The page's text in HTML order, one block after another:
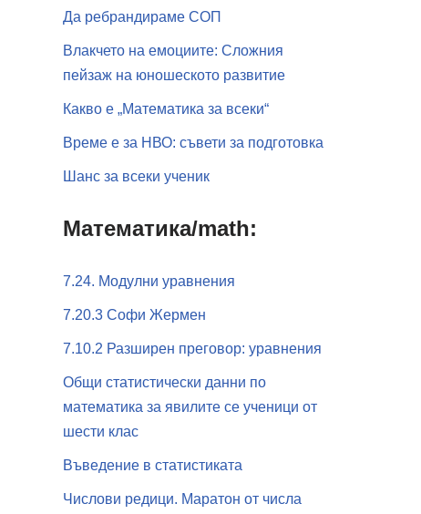
Да ребрандираме СОП
Влакчето на емоциите: Сложния
пейзаж на юношеското развитие
Какво е „Математика за всеки“
Време е за НВО: съвети за подготовка
Шанс за всеки ученик
Математика/math:
7.24. Модулни уравнения
7.20.3 Софи Жермен
7.10.2 Разширен преговор: уравнения
Общи статистически данни по
математика за явилите се ученици от
шести клас
Въведение в статистиката
Числови редици. Маратон от числа